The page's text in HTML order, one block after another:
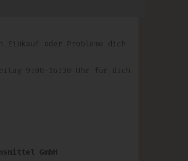
Einkauf oder Probleme dich
9:00-16:30 Uhr für dich
GmbH